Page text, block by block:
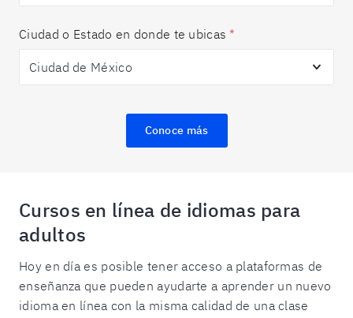
Ciudad o Estado en donde te ubicas *
Conoce más
Cursos en línea de idiomas para
adultos
Hoy en día es posible tener acceso a plataformas de
enseñanza que pueden ayudarte a aprender un nuevo
idioma en línea con la misma calidad de una clase